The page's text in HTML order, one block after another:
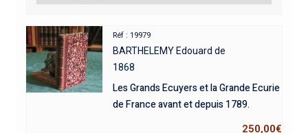
Réf : 19979
BARTHELEMY Edouard de
1868
Les Grands Ecuyers et la Grande Ecurie
de France avant et depuis 1789.
250,00€